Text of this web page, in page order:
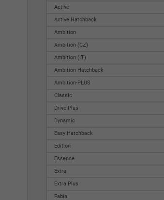
Active
Active Hatchback
Ambition
Ambition (CZ)
Ambition (IT)
Ambition Hatchback
Ambition-PLUS
Classic
Drive Plus
Dynamic
Easy Hatchback
Edition
Essence
Extra
Extra Plus
Fabia